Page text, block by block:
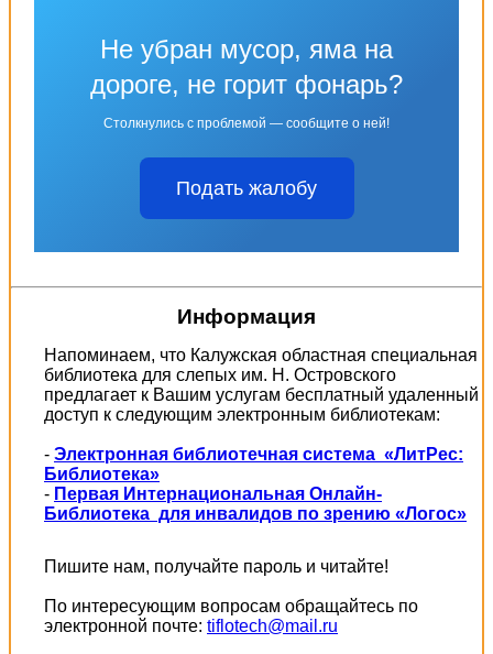
Не убран мусор, яма на
дороге, не горит фонарь?
Столкнулись с проблемой — сообщите о ней!
Подать жалобу
Информация
Напоминаем, что Калужская областная специальная
библиотека для слепых им. Н. Островского
предлагает к Вашим услугам бесплатный удаленный
доступ к следующим электронным библиотекам:
- Электронная библиотечная система «ЛитРес:
Библиотека»
- Первая Интернациональная Онлайн-
Библиотека для инвалидов по зрению «Логос»
Пишите нам, получайте пароль и читайте!
По интересующим вопросам обращайтесь по
электронной почте: tiflotech@mail.ru